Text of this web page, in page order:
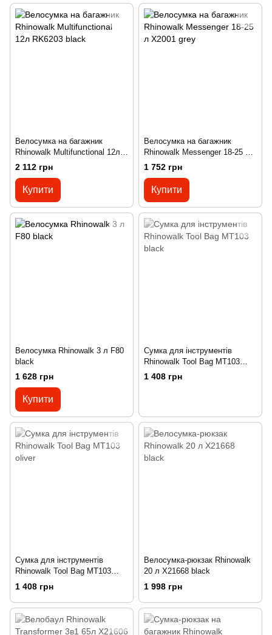
Велосумка на багажник
Rhinowalk Multifunctional 12л
RK6203 black
2 112 грн
Купити
Велосумка на багажник
Rhinowalk Messenger 18-25 л
X2001 grey
1 752 грн
Купити
Велосумка Rhinowalk 3 л F80
black
1 628 грн
Купити
Сумка для інструментів
Rhinowalk Tool Bag MT103
black
1 408 грн
Сумка для інструментів
Rhinowalk Tool Bag MT103
oliver
1 408 грн
Велосумка-рюкзак Rhinowalk
20 л X21668 black
1 998 грн